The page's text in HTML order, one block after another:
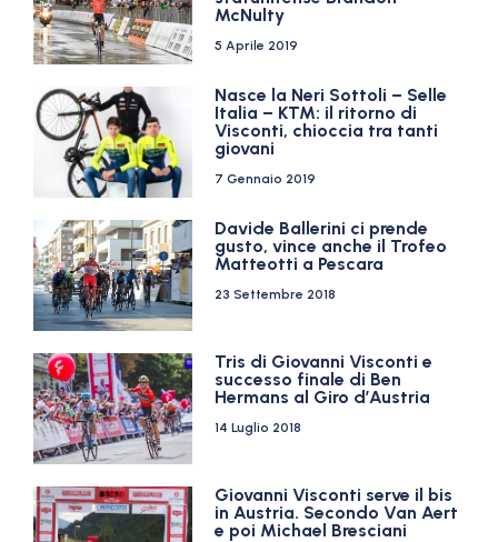
McNulty
5 Aprile 2019
Nasce la Neri Sottoli – Selle
Italia – KTM: il ritorno di
Visconti, chioccia tra tanti
giovani
7 Gennaio 2019
Davide Ballerini ci prende
gusto, vince anche il Trofeo
Matteotti a Pescara
23 Settembre 2018
Tris di Giovanni Visconti e
successo finale di Ben
Hermans al Giro d’Austria
14 Luglio 2018
Giovanni Visconti serve il bis
in Austria. Secondo Van Aert
e poi Michael Bresciani